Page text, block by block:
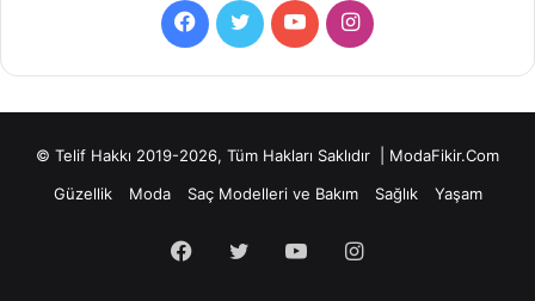
Facebook
TwitterYouTubeInstagram
© Telif Hakkı 2019-2026, Tüm Hakları Saklıdır | ModaFikir.Com
Güzellik
Moda Saç Modelleri ve Bakım Sağlık Yaşam
Facebook
TwitterYouTubeInstagram